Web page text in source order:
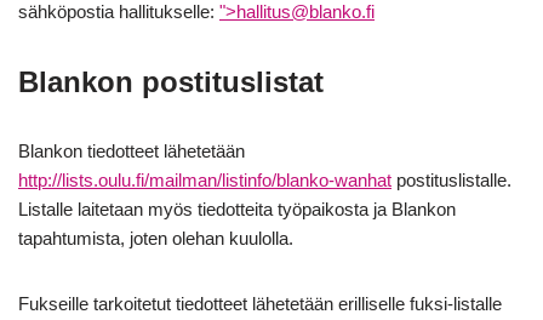
sähköpostia hallitukselle: ">hallitus@blanko.fi
Blankon postituslistat
Blankon tiedotteet lähetetään
http://lists.oulu.fi/mailman/listinfo/blanko-wanhat postituslistalle.
Listalle laitetaan myös tiedotteita työpaikosta ja Blankon
tapahtumista, joten olehan kuulolla.
Fukseille tarkoitetut tiedotteet lähetetään erilliselle fuksi-listalle